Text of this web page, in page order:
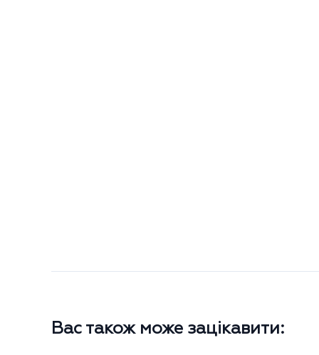
Вас також може зацікавити: